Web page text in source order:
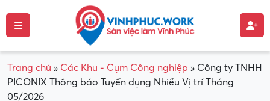
Trang chủ » Các Khu - Cụm Công nghiệp » Công ty TNHH
PICONIX Thông báo Tuyển dụng Nhiều Vị trí Tháng
05/2026